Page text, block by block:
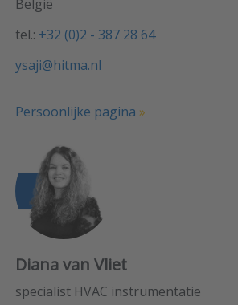
België
tel.: +32 (0)2 - 387 28 64
ysaji@hitma.nl
Persoonlijke pagina »
Diana van Vliet
specialist HVAC instrumentatie